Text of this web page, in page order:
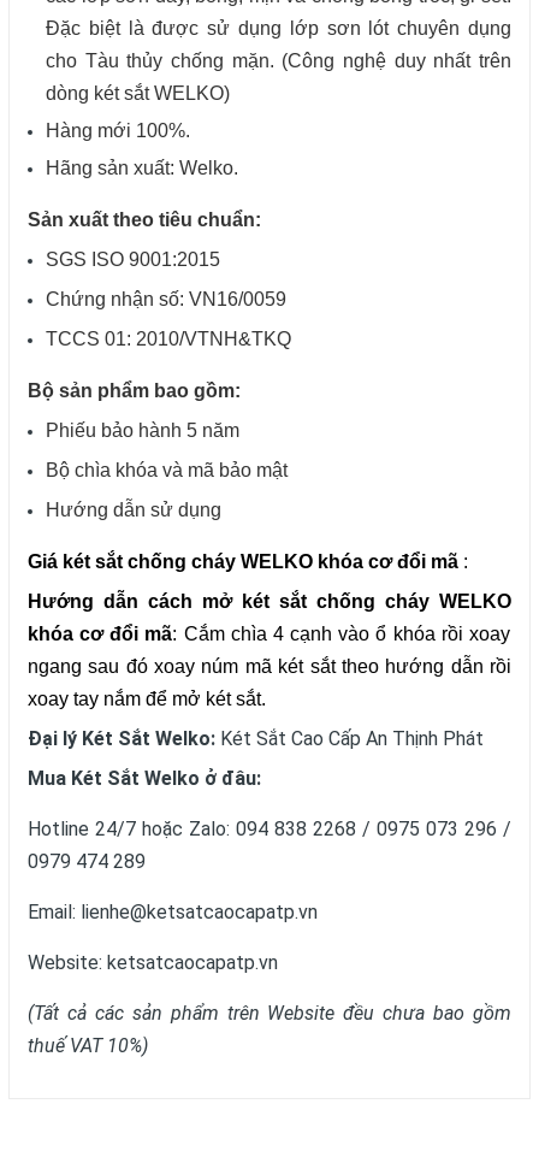
Đặc biệt là được sử dụng lớp sơn lót chuyên dụng
cho Tàu thủy chống mặn. (Công nghệ duy nhất trên
dòng két sắt WELKO)
Hàng mới 100%.
Hãng sản xuất: Welko.
Sản xuất theo tiêu chuẩn:
SGS ISO 9001:2015
Chứng nhận số: VN16/0059
TCCS 01: 2010/VTNH&TKQ
Bộ sản phẩm bao gồm:
Phiếu bảo hành 5 năm
Bộ chìa khóa và mã bảo mật
Hướng dẫn sử dụng
Giá két sắt chống cháy WELKO khóa cơ đổi mã :
Hướng dẫn cách mở két sắt chống cháy WELKO
khóa cơ đổi mã: Cắm chìa 4 cạnh vào ổ khóa rồi xoay
ngang sau đó xoay núm mã két sắt theo hướng dẫn rồi
xoay tay nắm để mở két sắt.
Đại lý Két Sắt Welko: Két Sắt Cao Cấp An Thịnh Phát
Mua Két Sắt Welko ở đâu:
Hotline 24/7 hoặc Zalo: 094 838 2268 / 0975 073 296 /
0979 474 289
Email: lienhe@ketsatcaocapatp.vn
Website: ketsatcaocapatp.vn
(Tất cả các sản phẩm trên Website đều chưa bao gồm
thuế VAT 10%)